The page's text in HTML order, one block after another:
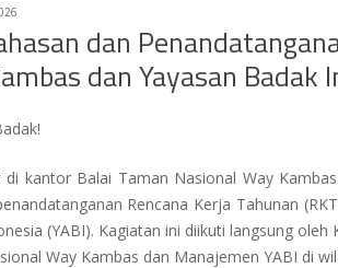
dan
dan Yayasan Badak
di kantor Balai Taman Nasional Way
Rencana Kerja Tahunan
(YABI). Kagiatan ini diikuti langsung
Way Kambas dan Manajemen YABI di